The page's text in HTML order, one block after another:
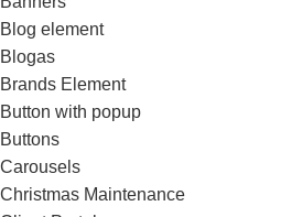
Blog element
Blogas
Brands Element
Button with popup
Buttons
Carousels
Christmas Maintenance